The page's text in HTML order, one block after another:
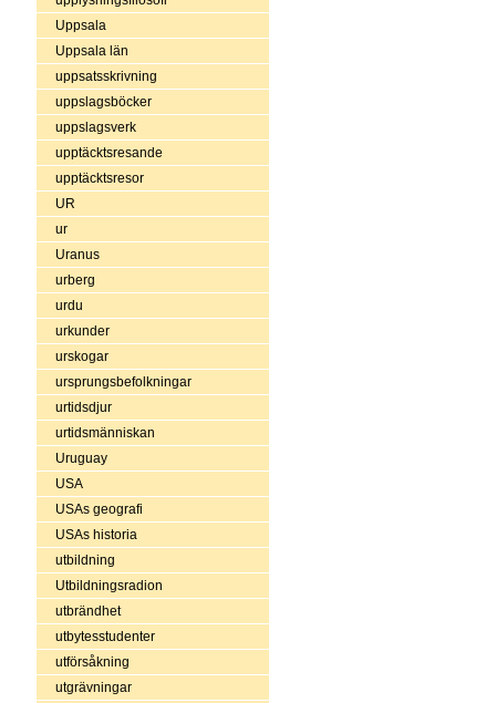
Uppsala
Uppsala län
uppsatsskrivning
uppslagsböcker
uppslagsverk
upptäcktsresande
upptäcktsresor
UR
ur
Uranus
urberg
urdu
urkunder
urskogar
ursprungsbefolkningar
urtidsdjur
urtidsmänniskan
Uruguay
USA
USAs geografi
USAs historia
utbildning
Utbildningsradion
utbrändhet
utbytesstudenter
utförsåkning
utgrävningar